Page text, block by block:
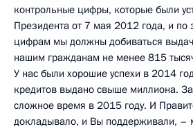
контрольные цифры, которые были
Президента от 7 мая 2012 года, и по
цифрам мы должны добиваться
нашим гражданам не менее 815
У нас были хорошие успехи в 2014
кредитов выдано свыше миллиона.
сложное время в 2015 году. И
докладывало, и Вы поддерживали, –